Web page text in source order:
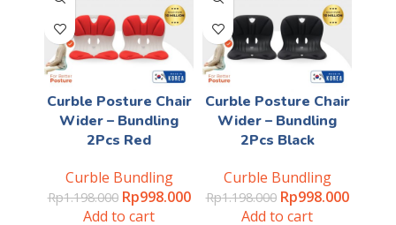
Curble Posture Chair
Wider – Bundling
2Pcs Red
Curble Bundling
Rp1.198.000 Rp998.000
Add to cart
Curble Posture Chair
Wider – Bundling
2Pcs Black
Curble Bundling
Rp1.198.000 Rp998.000
Add to cart